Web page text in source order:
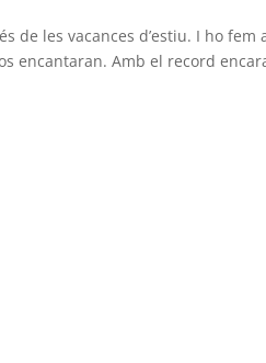
de les vacances d’estiu. I ho
encantaran. Amb el record